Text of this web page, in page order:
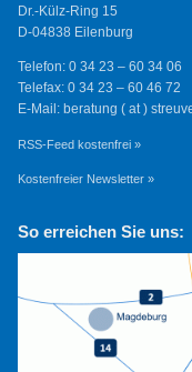
Dr.-Külz-Ring 15
D-04838 Eilenburg
Telefon: 0 34 23 – 60 34 06
Telefax: 0 34 23 – 60 46 72
E-Mail: beratung ( at )
RSS-Feed kostenfrei »
Kostenfreier Newsletter »
So erreichen Sie uns: